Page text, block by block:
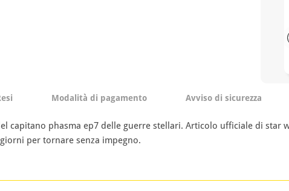
Modalità di pagamento Avviso di sicurezza
capitano phasma ep7 delle guerre stellari. Articolo ufficiale di star
per tornare senza impegno.